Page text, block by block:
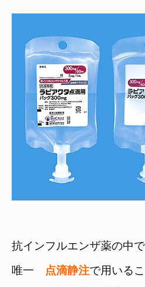
抗インフルエンザ薬の中
唯一 点滴静注で用いる